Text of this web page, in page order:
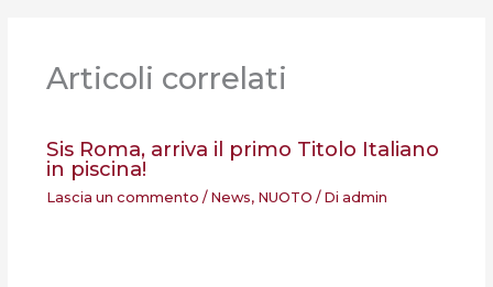
Articoli correlati
Sis Roma, arriva il primo Titolo Italiano
in piscina!
Lascia un commento / News, NUOTO / Di admin